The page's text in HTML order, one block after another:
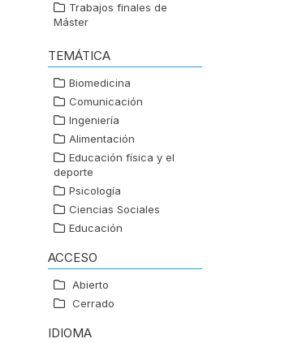
Trabajos finales de
Máster
TEMÁTICA
Biomedicina
Comunicación
Ingeniería
Alimentación
Educación física y el
deporte
Psicología
Ciencias Sociales
Educación
ACCESO
Abierto
Cerrado
IDIOMA